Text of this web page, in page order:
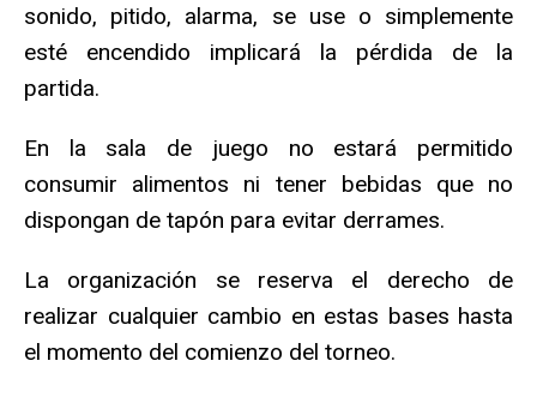
sonido, pitido, alarma, se use o simplemente
esté encendido implicará la pérdida de la
partida.
En la sala de juego no estará permitido
consumir alimentos ni tener bebidas que no
dispongan de tapón para evitar derrames.
La organización se reserva el derecho de
realizar cualquier cambio en estas bases hasta
el momento del comienzo del torneo.